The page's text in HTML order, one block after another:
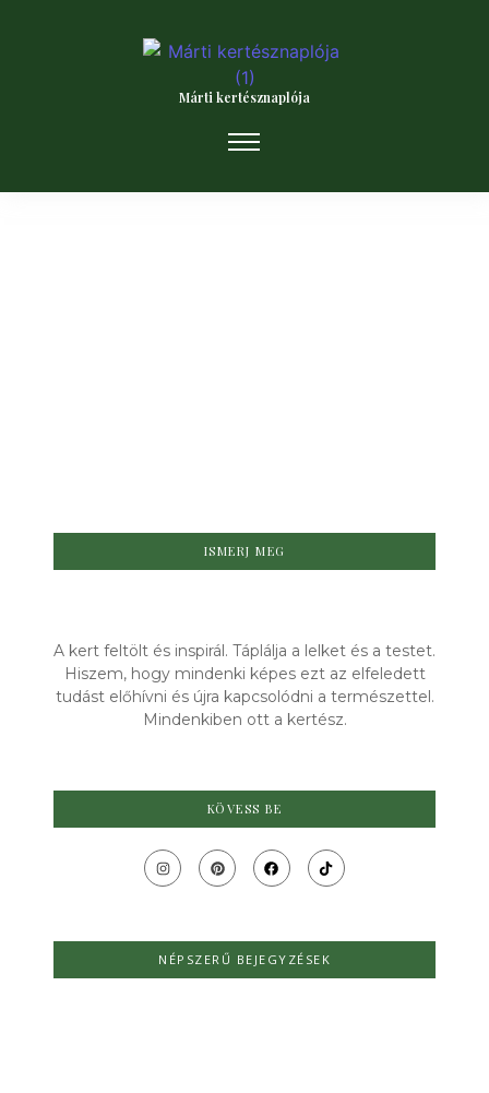
Márti kertésznaplója
ISMERJ MEG
A kert feltölt és inspirál. Táplálja a lelket és a testet.
Hiszem, hogy mindenki képes ezt az elfeledett
tudást előhívni és újra kapcsolódni a természettel.
Mindenkiben ott a kertész.
KÖVESS BE
NÉPSZERŰ BEJEGYZÉSEK